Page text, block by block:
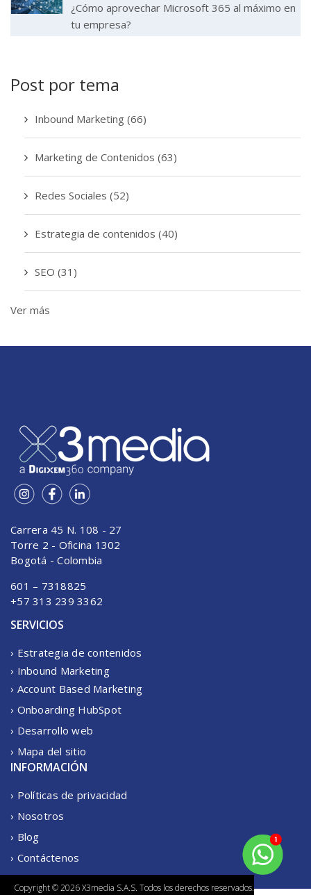
¿Cómo aprovechar Microsoft 365 al máximo en
tu empresa?
Post por tema
Inbound Marketing (66)
Marketing de Contenidos (63)
Redes Sociales (52)
Estrategia de contenidos (40)
SEO (31)
Ver más
Carrera 45 N. 108 - 27
Torre 2 - Oficina 1302
Bogotá - Colombia
601 – 7318825
+57 313 239 3362
SERVICIOS
› Estrategia de contenidos
› Inbound Marketing
› Account Based Marketing
› Onboarding HubSpot
› Desarrollo web
› Mapa del sitio
INFORMACIÓN
› Políticas de privacidad
› Nosotros
› Blog
› Contáctenos
Copyright © 2026 X3media S.A.S. Todos los derechos reservados.